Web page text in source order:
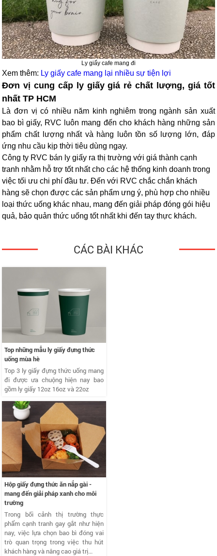
Ly giấy cafe mang đi
Xem thêm: Ly giấy cafe mang lại nhiều sự tiện lợi
Đơn vị cung cấp ly giấy giá rẻ chất lượng, giá tốt
nhất TP HCM
Là đơn vị có nhiều năm kinh nghiêm trong ngành sản xuất
bao bì giấy, RVC luôn mang đến cho khách hàng những sản
phẩm chất lượng nhất và hàng luôn tồn số lượng lớn, đáp
ứng nhu cầu kịp thời tiêu dùng ngay.
Công ty RVC bán ly giấy ra thị trường với giá thành cạnh
tranh nhằm hỗ trợ tốt nhất cho các hệ thống kinh doanh trong
việc tối ưu chi phí đầu tư. Đến với RVC chắc chắn khách
hàng sẽ chọn được các sản phẩm ưng ý, phù hợp cho nhiều
loại thức uống khác nhau, mang đến giải pháp đóng gói hiệu
quả, bảo quản thức uống tốt nhất khi đến tay thực khách.
CÁC BÀI KHÁC
Top những mẫu ly giấy đựng thức
uống mùa hè
Top 3 ly giấy đựng thức uống mang
đi được ưa chuộng hiện nay bao
gồm ly giấy 12oz 16oz và 22oz
Hộp giấy đựng thức ăn nắp gài -
mang đến giải pháp xanh cho môi
trường
Trong bối cảnh thị trường thực
phẩm cạnh tranh gay gắt như hiện
nay, việc lựa chọn bao bì đóng vai
trò quan trọng trong việc thu hút
khách hàng và nâng cao giá trị...